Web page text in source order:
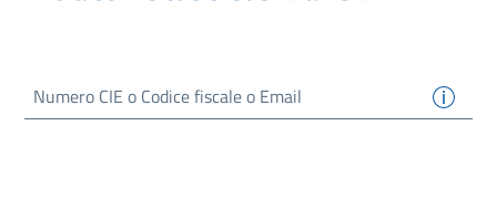
NumeroCIE o Codice fiscale o Email